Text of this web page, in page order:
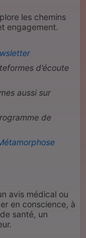
les chemins
engagement.
d’écoute
aussi sur
de
avis médical ou
en conscience, à
santé, un